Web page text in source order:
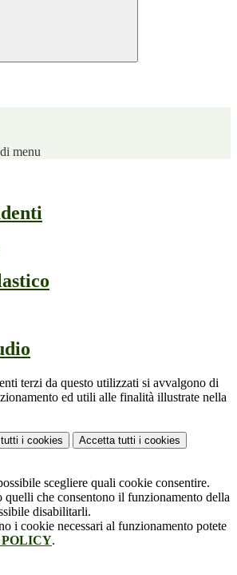
menu
terzi da questo utilizzati si avvalgono di
ed utili alle finalità illustrate nella
i cookies Accetta tutti i cookies
scegliere quali cookie consentire.
quelli che consentono il funzionamento della
disabilitarli.
i cookie necessari al funzionamento potete
.